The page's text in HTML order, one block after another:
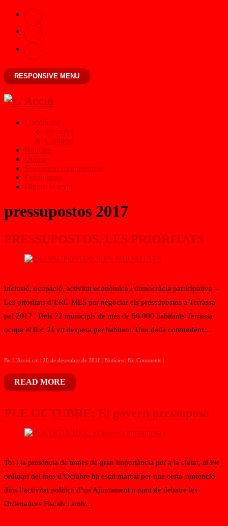
RESPONSIVE MENU
L’acció.cat
En paper
Contacte
Notícies
Opinió
Seguiment compromisos
Feminismes
Digues la teva!
pressupostos 2017
PRESSUPOSTOS, LES PRIORITATS
Inclusió, ocupació, activitat econòmica i democràcia participativa –
Les prioritats d’ERC-MES per negociar els pressupostos a Terrassa
pel 2017 Dels 22 municipis de més de 50.000 habitants Terrassa
ocupa el lloc 21 en despesa per habitant. Una dada contundent…
By L'Acció.cat | 20 de desembre de 2016 | Notícies | No Comments |
READ MORE
PLE OCTUBRE: El govern pressuposa
Tot i la presència de temes de gran importància per a la ciutat, el Ple
ordinari del mes d’Octubre ha estat marcat per una certa contenció
dins l’activitat política d’un Ajuntament a punt de debatre les
Ordenances Fiscals i amb…